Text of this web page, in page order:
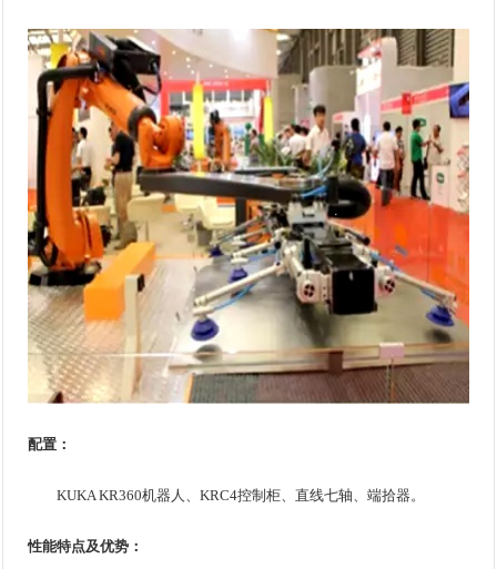
配置：
KUKA KR360机器人、KRC4控制柜、直线七轴、端拾器。
性能特点及优势：